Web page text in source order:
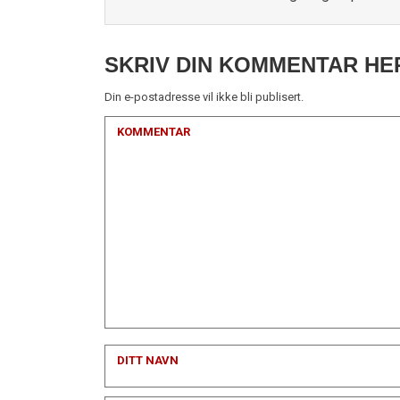
SKRIV DIN KOMMENTAR
Din e-postadresse vil ikke bli publisert.
KOMMENTAR
DITT NAVN